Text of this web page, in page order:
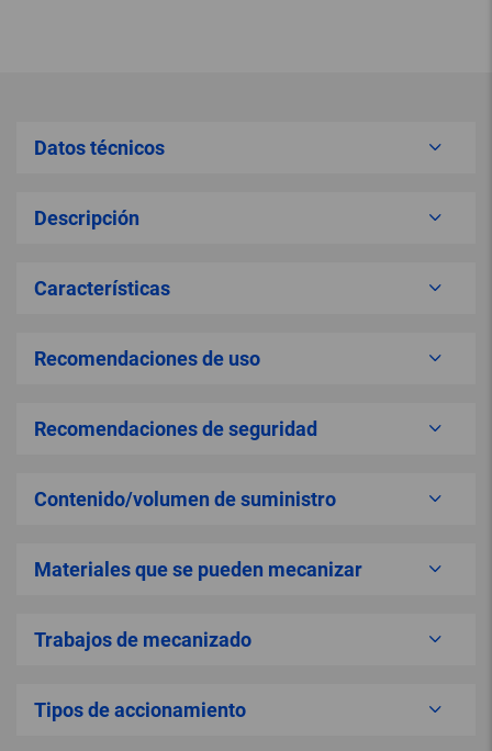
Datos técnicos
Descripción
Características
Recomendaciones de uso
Recomendaciones de seguridad
Contenido/volumen de suministro
Materiales que se pueden mecanizar
Trabajos de mecanizado
Tipos de accionamiento